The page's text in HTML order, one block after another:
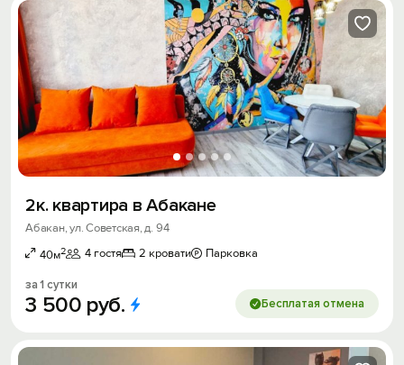
2к. квартира в Абакане
Абакан, ул. Советская, д. 94
40м2 4 гостя 2 кровати Парковка
за 1 сутки
3 500 руб. Бесплатая отмена